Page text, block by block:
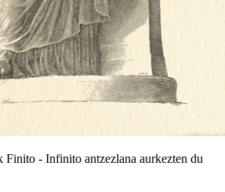
Finito - Infinito antzezlana aurkezten du